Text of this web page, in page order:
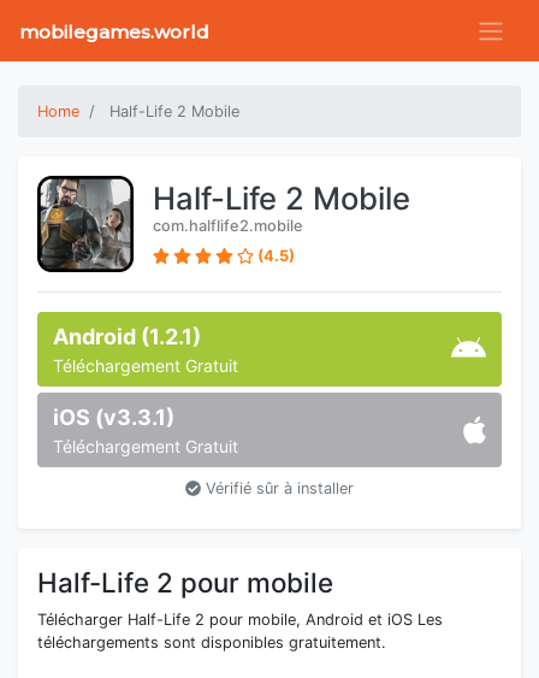
mobilegames.world
Home Half-Life 2 Mobile
Half-Life 2 Mobile
com.halflife2.mobile
(4.5)
Android (1.2.1)
Téléchargement Gratuit
iOS (v3.3.1)
Téléchargement Gratuit
Vérifié sûr à installer
Half-Life 2 pour mobile
Télécharger Half-Life 2 pour mobile, Android et iOS Les
téléchargements sont disponibles gratuitement.